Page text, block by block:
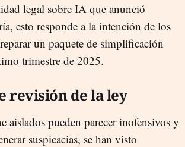
legal sobre IA que anunció
esto responde a la intención de los
un paquete de simplificación
trimestre de 2025.
revisión de la ley
aislados pueden parecer inofensivos y
suspicacias, se han visto